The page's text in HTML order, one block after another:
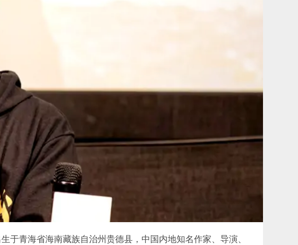
于青海省海南藏族自治州贵德县，中国内地知名作家、导演、